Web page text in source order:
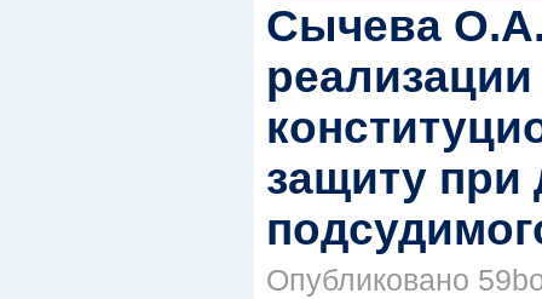
Сычева
защиту при
Опубликовано